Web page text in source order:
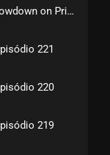
31
2020
2020
Swallowed Star: Showdown on Primeval Star – O Filme
221
220
219